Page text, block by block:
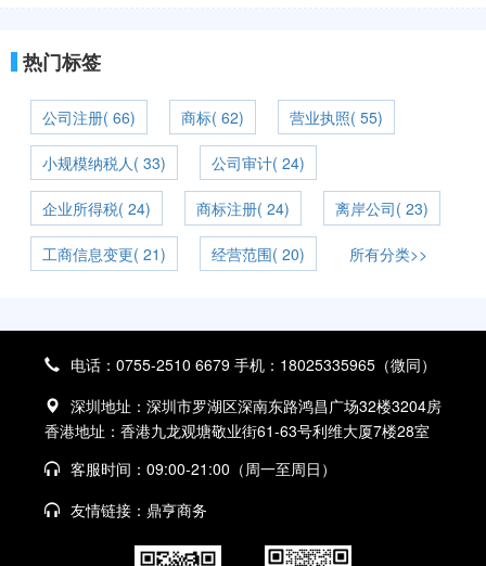
热门标签
公司注册( 66) 商标( 62) 营业执照( 55)
小规模纳税人( 33) 公司审计( 24)
企业所得税( 24) 商标注册( 24) 离岸公司( 23)
工商信息变更( 21) 经营范围( 20) 所有分类>>
电话：0755-2510 6679 手机：18025335965（微同）
深圳地址：深圳市罗湖区深南东路鸿昌广场32楼3204房
香港地址：香港九龙观塘敬业街61-63号利维大厦7楼28室
客服时间：09:00-21:00（周一至周日）
友情链接： 鼎亨商务